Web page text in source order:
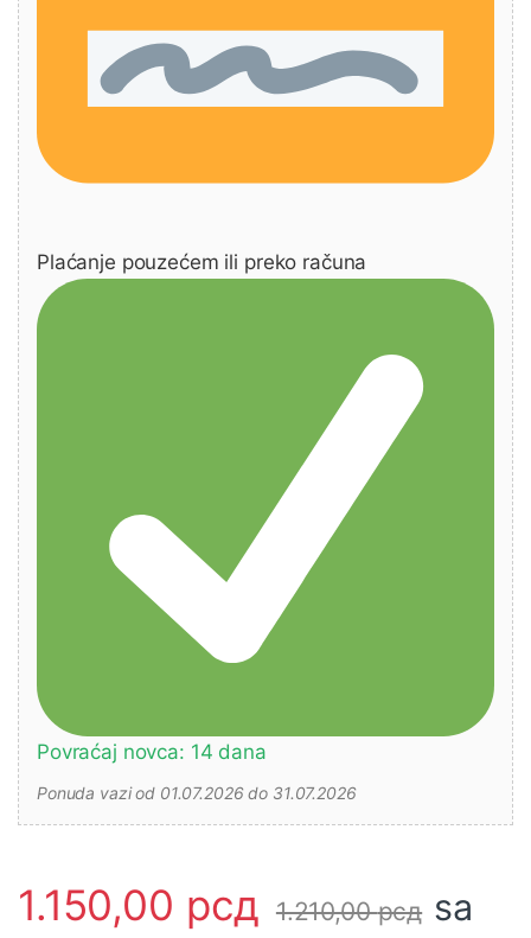
Plaćanje pouzećem ili preko računa
Povraćaj novca: 14 dana
Ponuda vazi od 01.07.2026 do 31.07.2026
1.150,00 рсд 1.210,00рсд sa